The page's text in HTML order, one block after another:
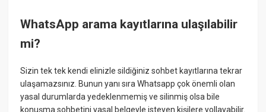
WhatsApp arama kayıtlarına ulaşılabilir
mi?
Sizin tek tek kendi elinizle sildiğiniz sohbet kayıtlarına tekrar
ulaşamazsınız. Bunun yanı sıra Whatsapp çok önemli olan
yasal durumlarda yedeklenmemiş ve silinmiş olsa bile
konuşma sohbetini yasal belgeyle isteyen kişilere yollayabilir.